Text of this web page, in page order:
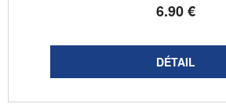
6.90€